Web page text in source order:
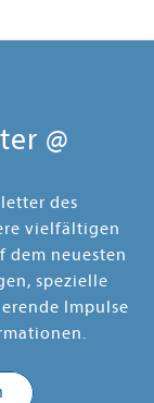
@
des
vielfältigen
dem neuesten
spezielle
Impulse